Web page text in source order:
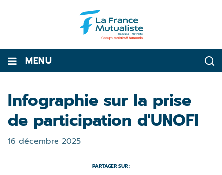
MENU
Infographie sur la prise
de participation d'UNOFI
16 décembre 2025
PARTAGER SUR :